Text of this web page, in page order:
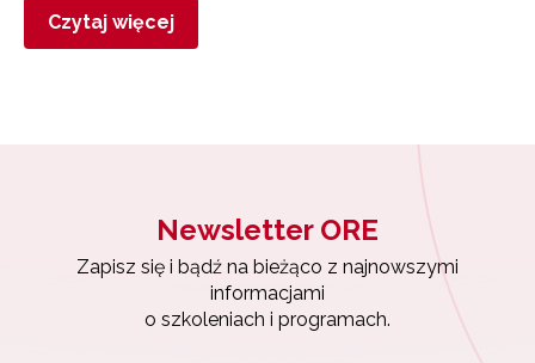
Czytaj więcej
Newsletter ORE
Zapisz się i bądź na bieżąco z najnowszymi
informacjami
o szkoleniach i programach.